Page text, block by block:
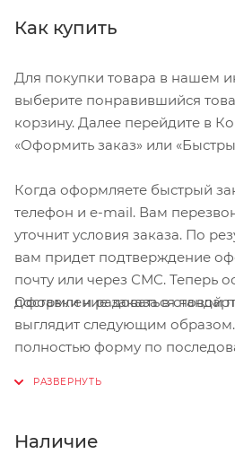
Как купить
Для покупки товара в нашем
выберите понравившийся
корзину. Далее перейдите в
«Оформить заказ» или
Когда оформляете быстрый
телефон и e-mail. Вам
уточнит условия заказа. По
вам придет подтверждение
почту или через СМС. Теперь
доставки и радоваться новой
Оформление заказа в
выглядит следующим
полностью форму по
Нажмите кнопку «Оформить
Наличие